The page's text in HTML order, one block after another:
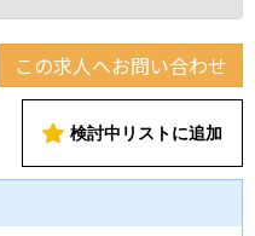
この求人へお問い合わせ
検討中リストに追加